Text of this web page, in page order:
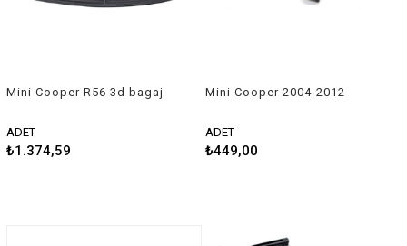
Mini Cooper R56 3d bagaj
ADET
₺1.374,59
Mini Cooper 2004-2012
ADET
₺449,00